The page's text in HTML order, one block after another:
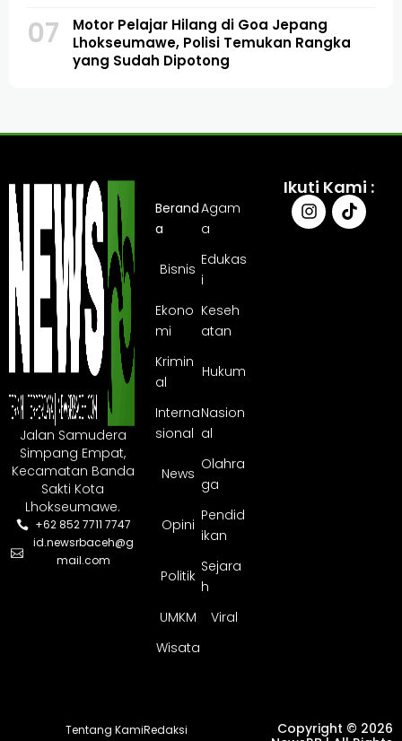
07
Motor Pelajar Hilang di Goa Jepang
Lhokseumawe, Polisi Temukan Rangka
yang Sudah Dipotong
Jalan Samudera
Simpang Empat,
Kecamatan Banda
Sakti Kota
Lhokseumawe.
+62 852 7711 7747
id.newsrbaceh@g
mail.com
Berand
a
Agam
a
Bisnis
Edukas
i
Ekono
mi
Keseh
atan
Krimin
al
Hukum
Interna
sional
Nasion
al
News
Olahra
ga
Opini
Pendid
ikan
Politik
Sejara
h
UMKM
Viral
Wisata
Ikuti Kami :
Tentang KamiRedaksi
Copyright © 2026